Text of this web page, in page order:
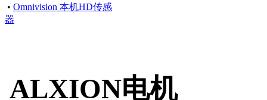
• Omnivision 本机HD传感
器
ALXION电机